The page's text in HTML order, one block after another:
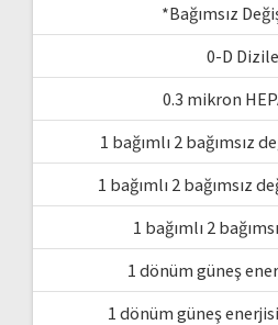
*Bağımsız
0-D
0.3 mikron
1 bağımlı 2 bağımsız
1 bağımlı 2 bağımsız
1 bağımlı 2
1 dönüm güneş
1 dönüm güneş